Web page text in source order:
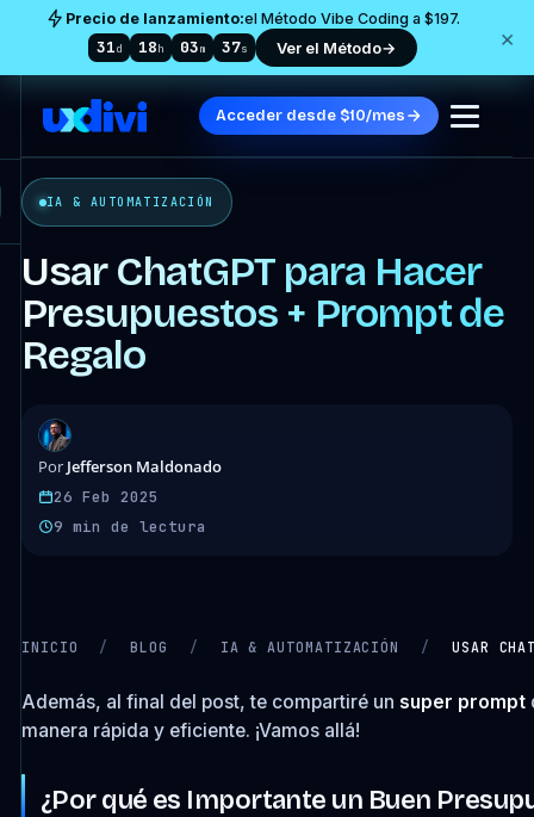
Precio de lanzamiento:el Método Vibe Coding a $197.
31d 18h 03m 35s Ver el Método→ ×
Acceder desde $10/mes
IA & AUTOMATIZACIÓN
Usar ChatGPT para Hacer
Presupuestos + Prompt de
Regalo
Por Jefferson Maldonado
26 Feb 2025
9 min de lectura
CARGANDO VIDEO…
INICIO / BLOG / IA & AUTOMATIZACIÓN / USAR
Además, al final del post, te compartiré un super prompt
manera rápida y eficiente. ¡Vamos allá!
¿Por qué es Importante un Buen